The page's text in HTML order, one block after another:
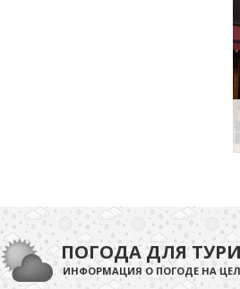
ПОГОДА ДЛЯ
ИНФОРМАЦИЯ О ПОГОДЕ НА